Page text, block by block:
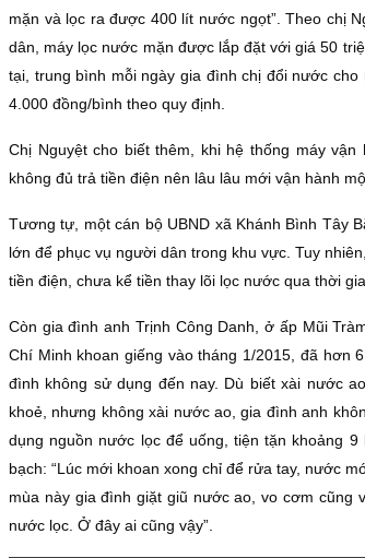
mặn và lọc ra được 400 lít nước ngọt”. Theo chị
dân, máy lọc nước mặn được lắp đặt với giá 50
tại, trung bình mỗi ngày gia đình chị đổi nước
4.000 đồng/bình theo quy định.
Chị Nguyệt cho biết thêm, khi hệ thống máy
không đủ trả tiền điện nên lâu lâu mới vận hành
Tương tự, một cán bộ UBND xã Khánh Bình Tây
lớn để phục vụ người dân trong khu vực. Tuy
tiền điện, chưa kể tiền thay lõi lọc nước qua thời
Còn gia đình anh Trịnh Công Danh, ở ấp Mũi
Chí Minh khoan giếng vào tháng 1/2015, đã hơn
đình không sử dụng đến nay. Dù biết xài nước
khoẻ, nhưng không xài nước ao, gia đình anh
dụng nguồn nước lọc để uống, tiện tặn khoảng
bạch: “Lúc mới khoan xong chỉ để rửa tay, nước
mùa này gia đình giặt giũ nước ao, vo cơm cũng
nước lọc. Ở đây ai cũng vậy”.